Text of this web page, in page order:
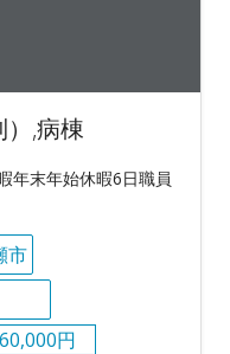
,病棟
年末年始休暇6日職員
市
円